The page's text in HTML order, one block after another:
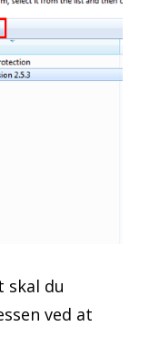
skal du
ved at